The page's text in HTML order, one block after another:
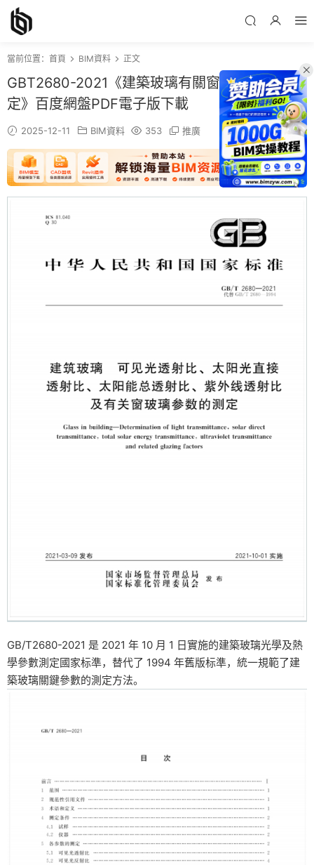
當前位置： 首頁 BIM資料 正文
GBT2680-2021《建築玻璃有關窗玻璃參數的測
定》百度網盤PDF電子版下載
2025-12-11 BIM資料 353 推廣
GB/T2680-2021 是 2021 年 10 月 1 日實施的建築玻璃光學及熱
學參數測定國家标準，替代了 1994 年舊版标準，統一規範了建
築玻璃關鍵參數的測定方法。